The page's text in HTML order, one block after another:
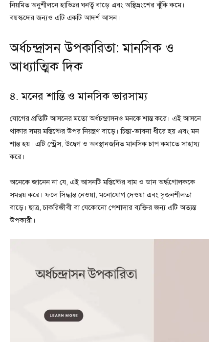
নিয়মিত অনুশীলনে হাড্ডির ঘনত্ব বাড়ে এবং অস্থিভ্রংশের ঝুঁকি কমে।
বয়স্কদের জন্যও এটি একটি আদর্শ আসন।
অর্ধচন্দ্রাসন উপকারিতা: মানসিক ও
আধ্যাত্মিক দিক
৪. মনের শান্তি ও মানসিক ভারসাম্য
যোগের প্রতিটি আসনের মতো অর্ধচন্দ্রাসনও মনকে শান্ত করে। এই আসনে
থাকার সময় মস্তিষ্কের উপর নিয়ন্ত্রণ বাড়ে। চিন্তা-ভাবনা ধীরে হয় এবং মন
শান্ত হয়। এটি স্ট্রেস, উদ্বেগ ও অবস্থানজনিত মানসিক চাপ কমাতে সাহায্য
করে।
অনেকে জানেন না যে, এই আসনটি মস্তিষ্কের বাম ও ডান অর্দ্ধগোলককে
সমন্বয় করে। ফলে সিদ্ধান্ত নেওয়া, মনোযোগ দেওয়া এবং সৃজনশীলতা
বাড়ে। ছাত্র, চাকরিজীবী বা যেকোনো পেশাদার ব্যক্তির জন্য এটি অত্যন্ত
উপকারী।